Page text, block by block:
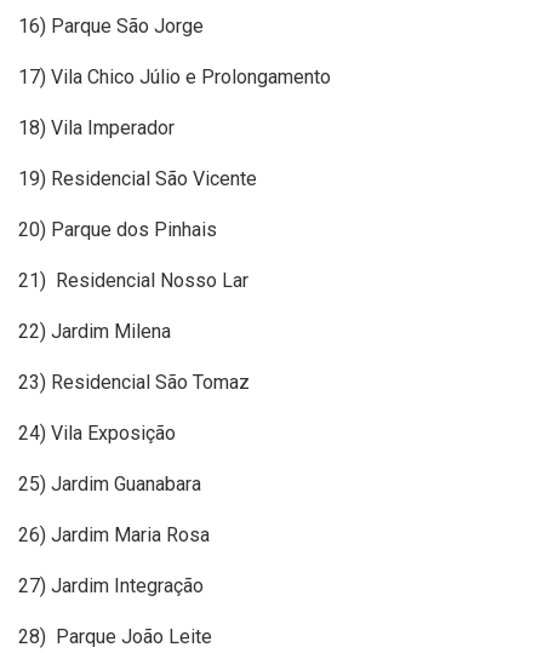
16) Parque São Jorge
17) Vila Chico Júlio e Prolongamento
18) Vila Imperador
19) Residencial São Vicente
20) Parque dos Pinhais
21) Residencial Nosso Lar
22) Jardim Milena
23) Residencial São Tomaz
24) Vila Exposição
25) Jardim Guanabara
26) Jardim Maria Rosa
27) Jardim Integração
28) Parque João Leite